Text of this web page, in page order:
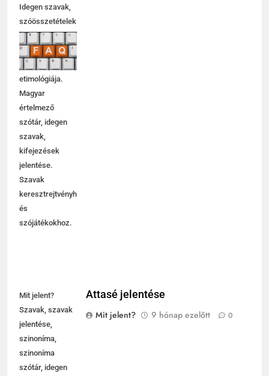
Idegen szavak,
szóösszetételek
jelentése,
magyarázata,
használata,
etimológiája.
Magyar
értelmező
szótár, idegen
szavak,
kifejezések
jelentése.
Szavak
keresztrejtvényhez
és
szójátékokhoz.
Mit jelent?
Szavak, szavak
jelentése,
szinoníma,
szinoníma
szótár, idegen
Attasé jelentése
Mit jelent?
9 hónap ezelőtt 0